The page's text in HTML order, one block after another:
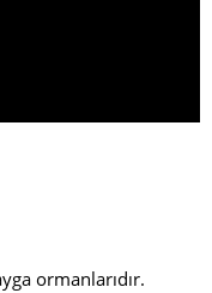
ormanlarıdır.